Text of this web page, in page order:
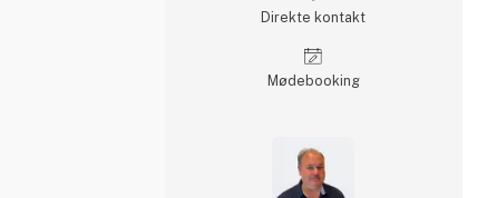
Direkte kontakt
Møde­booking